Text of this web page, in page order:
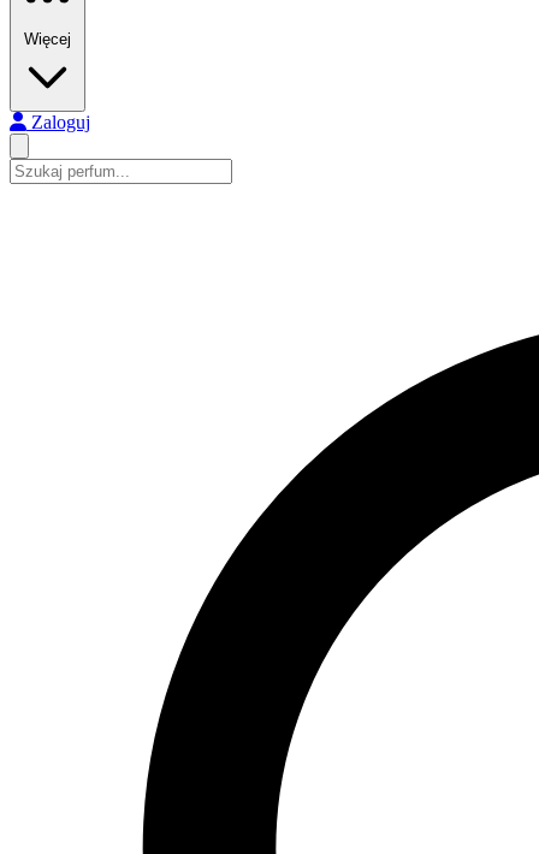
Więcej
Zaloguj